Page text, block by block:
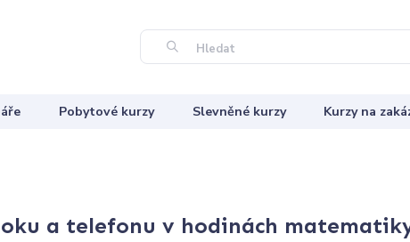
Hledat
Pobytové kurzy Slevněné kurzy Kurzy na
a telefonu v hodinách